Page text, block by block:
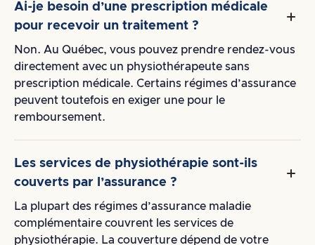
Ai-je besoin d’une prescription médicale
pour recevoir un traitement ?
Non. Au Québec, vous pouvez prendre rendez-vous
directement avec un physiothérapeute sans
prescription médicale. Certains régimes d’assurance
peuvent toutefois en exiger une pour le
remboursement.
Les services de physiothérapie sont-ils
couverts par l’assurance ?
La plupart des régimes d’assurance maladie
complémentaire couvrent les services de
physiothérapie. La couverture dépend de votre